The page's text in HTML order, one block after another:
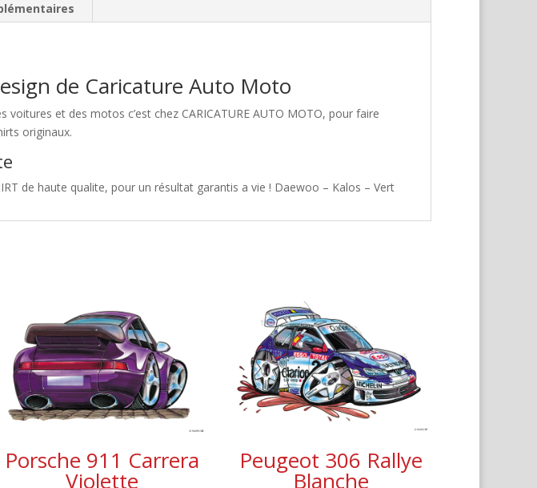
de Caricature Auto Moto
voitures et des motos c’est chez CARICATURE AUTO MOTO, pour faire
originaux.
de haute qualite, pour un résultat garantis a vie ! Daewoo – Kalos – Vert
Porsche 911 Carrera
Violette
Peugeot 306 Rallye
Blanche